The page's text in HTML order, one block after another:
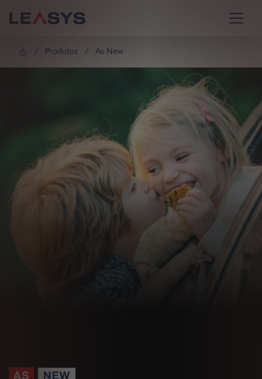
Produtos As New